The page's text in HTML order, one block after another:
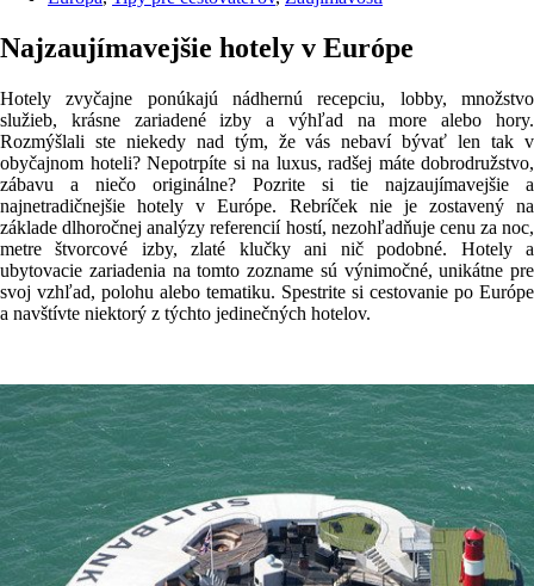
Najzaujímavejšie hotely v Európe
Hotely zvyčajne ponúkajú nádhernú recepciu, lobby, množstvo
služieb, krásne zariadené izby a výhľad na more alebo hory.
Rozmýšlali ste niekedy nad tým, že vás nebaví bývať len tak v
obyčajnom hoteli? Nepotrpíte si na luxus, radšej máte dobrodružstvo,
zábavu a niečo originálne? Pozrite si tie najzaujímavejšie a
najnetradičnejšie hotely v Európe. Rebríček nie je zostavený na
základe dlhoročnej analýzy referencií hostí, nezohľadňuje cenu za noc,
metre štvorcové izby, zlaté klučky ani nič podobné. Hotely a
ubytovacie zariadenia na tomto zozname sú výnimočné, unikátne pre
svoj vzhľad, polohu alebo tematiku. Spestrite si cestovanie po Európe
a navštívte niektorý z týchto jedinečných hotelov.